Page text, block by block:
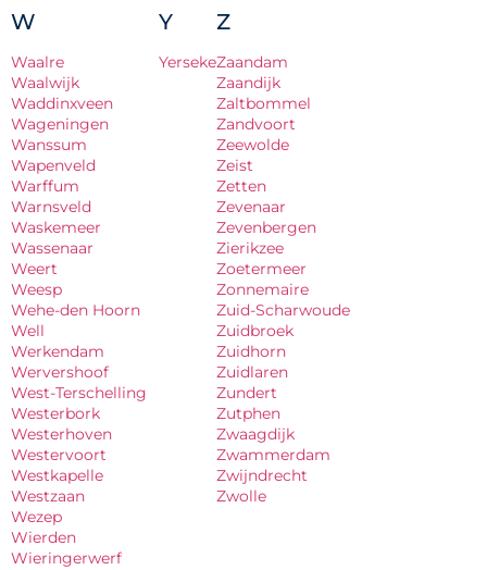
W
Waalre
Waalwijk
Waddinxveen
Wageningen
Wanssum
Wapenveld
Warffum
Warnsveld
Waskemeer
Wassenaar
Weert
Weesp
Wehe-den Hoorn
Well
Werkendam
Wervershoof
West-Terschelling
Westerbork
Westerhoven
Westervoort
Westkapelle
Westzaan
Wezep
Wierden
Wieringerwerf
Y
Yerseke
Z
Zaandam
Zaandijk
Zaltbommel
Zandvoort
Zeewolde
Zeist
Zetten
Zevenaar
Zevenbergen
Zierikzee
Zoetermeer
Zonnemaire
Zuid-Scharwoude
Zuidbroek
Zuidhorn
Zuidlaren
Zundert
Zutphen
Zwaagdijk
Zwammerdam
Zwijndrecht
Zwolle